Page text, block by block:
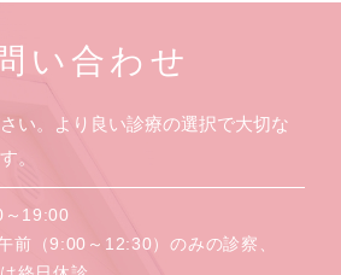
い合わせ
い。より良い診療の選択で大切な
。
19:00
前（9:00～12:30）のみの診察、